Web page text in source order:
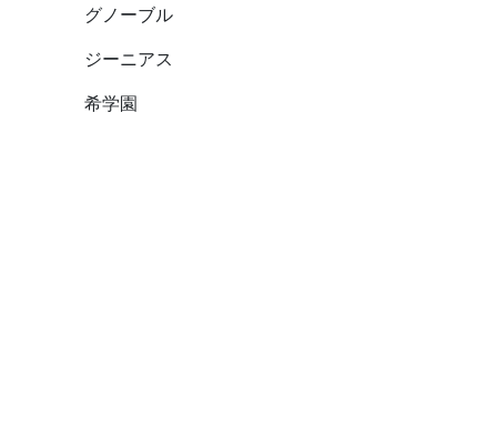
グノーブル
ジーニアス
希学園